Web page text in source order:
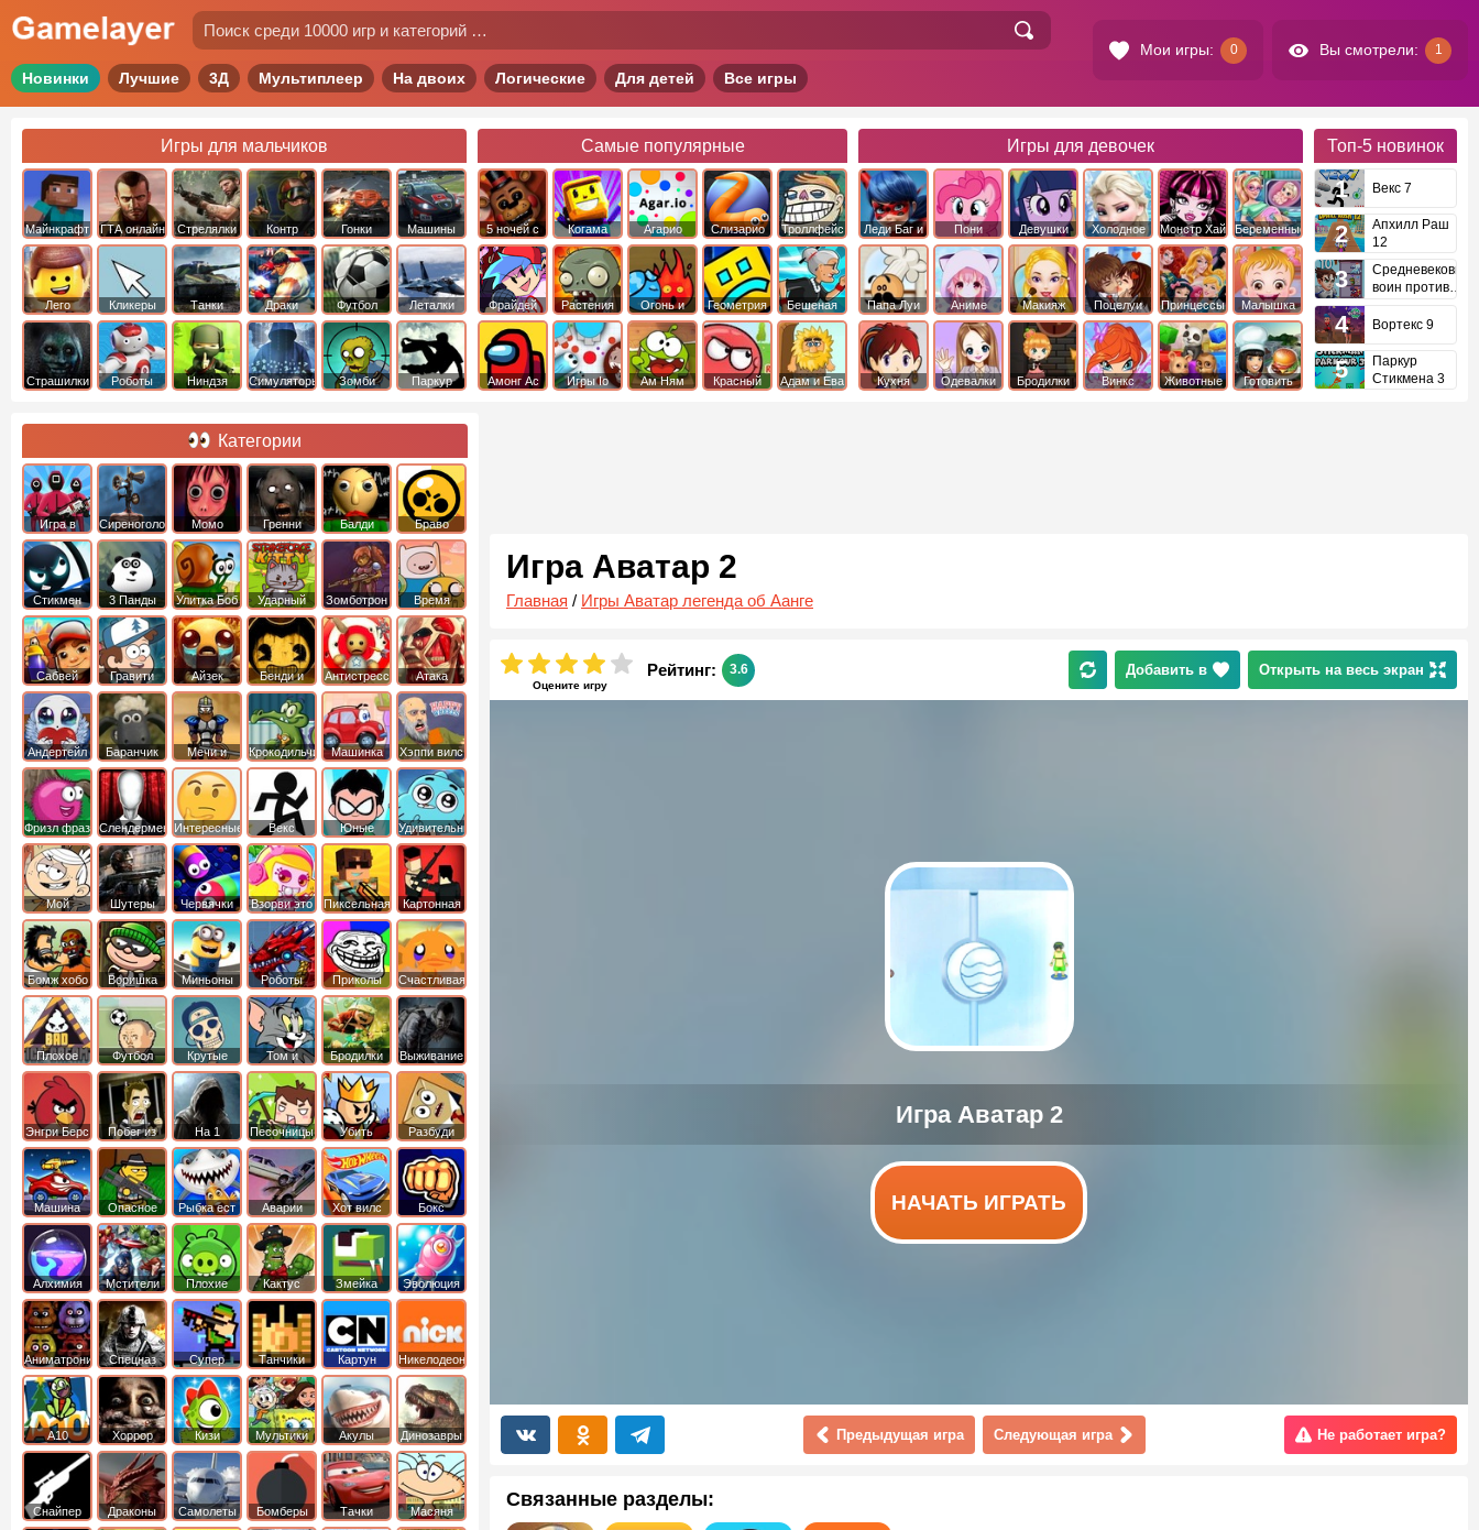
Мои игры: 0 Вы смотрели: 1
Новинки Лучшие 3Д Мультиплеер На двоих Логические Для детей Все игры
Игры для мальчиков
Майнкрафт ГТА онлайн Стрелялки
Контр
Страйк
Гонки Машины
Лего Кликеры Танки Драки Футбол Леталки
Страшилки Роботы Ниндзя Симуляторы Зомби Паркур
Самые популярные
5 ночей с
фредди
Когама Агарио Слизарио
Троллфейс
квест
Фрайдей
Найт
Фанкин
Растения
против
Зомби
Огонь и
Вода
Геометрия
Даш
Бешеная
бабка
сбежала из
психушки
Амонг Ас Игры Io Ам Ням
Красный
Адам и Ева
Игры для девочек
Леди Баг и
Супер Кот
Пони
Дружба это
Девушки
Эквестрии
Холодное
Сердце
Монстр Хай Беременные
Папа Луи Аниме Макияж Поцелуи
Принцессы
Диснея
Малышка
Хейзел
Кухня
Одевалки Бродилки Винкс Животные
Готовить
Топ-5 новинок
Векс 7
Апхилл Раш
12
Средневековый
воин против
Вортекс 9
Паркур
Стикмена 3
Игра Аватар 2
Главная / Игры Аватар легенда об Аанге
Оцените игру
Рейтинг: 3.6 Добавить в Открыть на весь экран
НАЧАТЬ ИГРАТЬ
Предыдущая игра Следующая игра Не работает игра?
Связанные разделы:
Категории
Игра в
Кальмара
Сиреноголовый Момо Гренни Балди
Браво
Старс
Стикмен 3 Панды Улитка Боб
Ударный
отряд котят
Зомботрон
Время
Приключений
Сабвей
Серф
Гравити
Фолз
Айзек
Бенди и
Чернильная
машина
Антистресс
Атака
Титанов
Андертейл
Баранчик
Шон
Мечи и
Сандали
Крокодильчик
Свомпи
Машинка
Вилли
Хэппи вилс
Фризл фраз Слендермен Интересные Векс
Юные
титаны
вперед
Удивительный
мир
Гамбола
Мой
шумный
дом
Шутеры Червячки Взорви это
Пиксельная
война
Картонная
башка
Бомж хобо
Воришка
боб
Миньоны
Роботы
динозавры
Приколы
Счастливая
обезьянка
Плохое
мороженое
Футбол
головами
Крутые
Том и
джерри
Бродилки
Приключения
Выживание
Энгри Берс
Побег из
тюрьмы
На 1 Песочницы
Убить
короля
Разбуди
коробку
Машина
ест
машину
Опасное
оружие
Рыбка ест
рыбку
Аварии
машин
Хот вилс Бокс
Алхимия Мстители
Плохие
свинки
Кактус
маккой
Змейка Эволюция
Аниматроники Спецназ
Супер
бойцы
Танчики
Картун
нетворк
Никелодеон
А10 Хоррор Кизи Мультики Акулы Динозавры
Снайпер Драконы Самолеты Бомберы Тачки Масяня